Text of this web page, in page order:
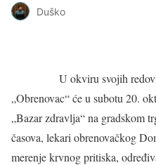
Duško
U okviru svojih
„Obrenovac“ će u subotu 20.
„Bazar zdravlja“ na gradskom
časova, lekari obrenovačkog
merenje krvnog pritiska,